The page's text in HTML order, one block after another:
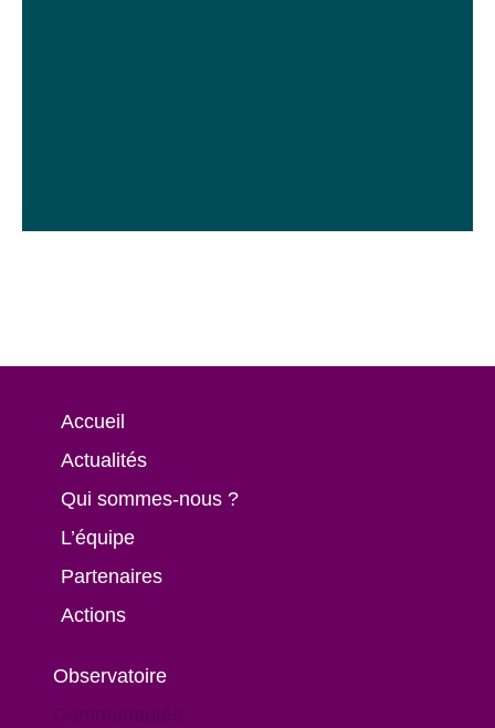
collaboration, recherche sont
des points saillants de ce projet.
Accueil
Actualités
Qui sommes-nous ?
L’équipe
Partenaires
Actions
Observatoire